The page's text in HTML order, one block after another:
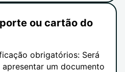
ou cartão do
obrigatórios: Será
um documento